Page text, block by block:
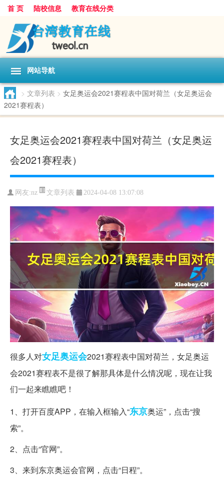
首 页 陆校信息 教育在线分类
网站导航
> 文章列表 > 女足奥运会2021赛程表中国对荷兰（女足奥运会
2021赛程表）
女足奥运会2021赛程表中国对荷兰（女足奥运
会2021赛程表）
网友:nz 文章列表 2024-04-08 13:07:08
很多人对女足奥运会2021赛程表中国对荷兰，女足奥运
会2021赛程表不是很了解那具体是什么情况呢，现在让我
们一起来瞧瞧吧！
1、打开百度APP，在输入框输入“东京奥运”，点击“搜
索”。
2、点击“官网”。
3、来到东京奥运会官网，点击“日程”。